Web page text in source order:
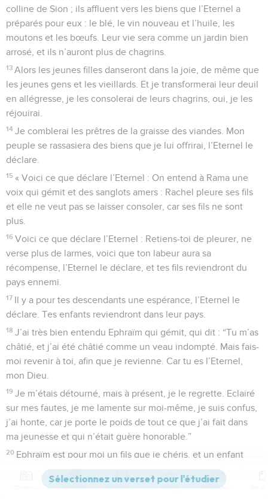
colline de Sion ; ils affluent vers les biens que l’Eternel a
préparés pour eux : le blé, le vin nouveau et l’huile, les
moutons et les bœufs. Leur vie sera comme un jardin bien
arrosé, et ils n’auront plus de chagrins.
13 Alors les jeunes filles danseront dans la joie, de même que
les jeunes gens et les vieillards. Et je transformerai leur deuil
en allégresse, je les consolerai de leurs chagrins, oui, je les
réjouirai.
14 Je comblerai les prêtres de la graisse des viandes. Mon
peuple se rassasiera des biens que je lui offrirai, l’Eternel le
déclare.
15 « Voici ce que déclare l’Eternel : On entend à Rama une
voix qui gémit et des sanglots amers : Rachel pleure ses fils
et elle ne veut pas se laisser consoler, car ses fils ne sont
plus.
16 Voici ce que déclare l’Eternel : Retiens-toi de pleurer, ne
verse plus de larmes, voici que ton labeur aura sa
récompense, l’Eternel le déclare, et tes fils reviendront du
pays ennemi.
17 Il y a pour tes descendants une espérance, l’Eternel le
déclare. Tes enfants reviendront dans leur pays.
18 J’ai très bien entendu Ephraïm qui gémit, qui dit : “Tu m’as
châtié, et j’ai été châtié comme un veau indompté. Mais fais-
moi revenir à toi, afin que je revienne. Car tu es l’Eternel,
mon Dieu.
19 Je m’étais détourné, mais à présent, je le regrette. Eclairé
sur mes fautes, je me lamente sur moi-même, je suis confus,
j’ai honte, car je porte le poids de tout ce que j’ai fait dans
ma jeunesse et qui n’était guère honorable.”
20 Ephraïm est pour moi un fils que je chéris, et un enfant
que j’affectionne. Chaque fois que j’en parle, je me souviens
encore plus vivement de lui. Mon cœur est en émoi, j’aurai
Versions Commentaires Strong